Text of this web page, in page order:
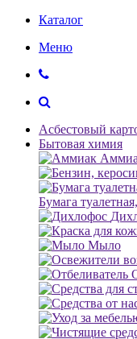
Каталог
Меню
Асбестовый
Бытовая химия
Бумага
Мыло